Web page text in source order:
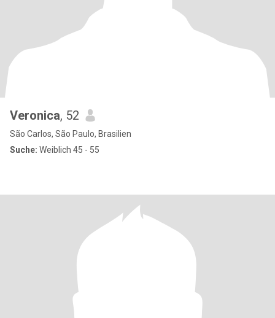
Veronica, 52
São Carlos, São Paulo, Brasilien
Suche: Weiblich 45 - 55